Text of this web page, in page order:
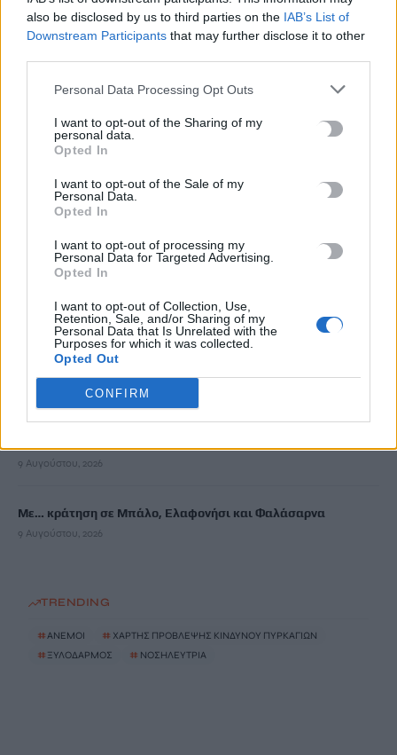
also be disclosed by us to third parties on the IAB’s List of
Downstream Participants that may further disclose it to other
Personal Data Processing Opt Outs
I want to opt-out of the Sharing of my
personal data.
Opted In
I want to opt-out of the Sale of my
Personal Data.
Opted In
I want to opt-out of processing my
Personal Data for Targeted Advertising.
Opted In
I want to opt-out of Collection, Use,
Retention, Sale, and/or Sharing of my
Personal Data that Is Unrelated with the
Purposes for which it was collected.
Opted Out
CONFIRM
9 Αυγούστου, 2026
9 Αυγούστου, 2026
Λουτράκι: 75χρονος βρέθηκε νεκρός δίπλα σε κάδους
9 Αυγούστου, 2026
Τουρνάς: Πάνω από 400 φωτιές σε 10 ημέρες, από αμέλεια το
90% των περιστατικών
9 Αυγούστου, 2026
Σκιάθος: Ανήλικος κατήγγειλε 17χρονο για βιασμό – Τον
απειλούσε με διαρροή βίντεο στο διαδίκτυο
Κίσσαμος: Συνελήφθη 32χρονος για πέντε κλοπές από
9 Αυγούστου, 2026
Με… κράτηση σε Μπάλο, Ελαφονήσι και Φαλάσαρνα
9 Αυγούστου, 2026
TRENDING
#ΑΝΕΜΟΙ # ΧΑΡΤΗΣ ΠΡΟΒΛΕΨΗΣ ΚΙΝΔΥΝΟΥ ΠΥΡΚΑΓΙΩΝ
# ΞΥΛΟΔΑΡΜΟΣ # ΝΟΣΗΛΕΥΤΡΙΑ